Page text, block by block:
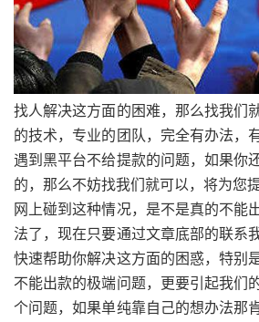
找人解决这方面的困难，那么找我们
的技术，专业的团队，完全有办法，
遇到黑平台不给提款的问题，如果你
的，那么不妨找我们就可以，将为您
网上碰到这种情况，是不是真的不能
法了，现在只要通过文章底部的联系
快速帮助你解决这方面的困惑，特别
不能出款的极端问题，更要引起我们
个问题，如果单纯靠自己的想办法那